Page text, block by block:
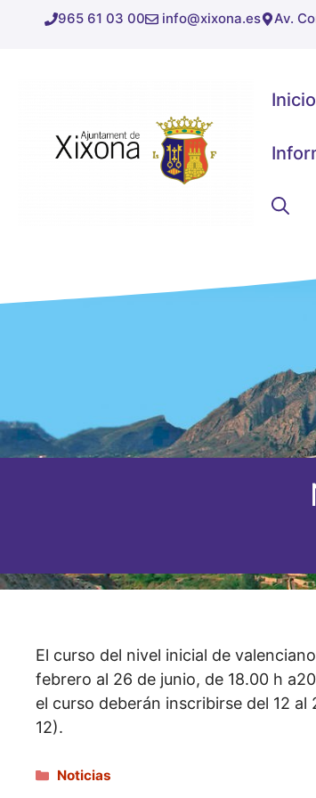
965 61 03 00 info@xixona.es Av.
Inicio
El curso del nivel inicial de
febrero al 26 de junio, de 18.00 h
el curso deberán inscribirse del 12 al
12).
Categorías
Noticias